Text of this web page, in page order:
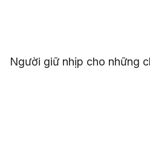
Người giữ nhịp cho những